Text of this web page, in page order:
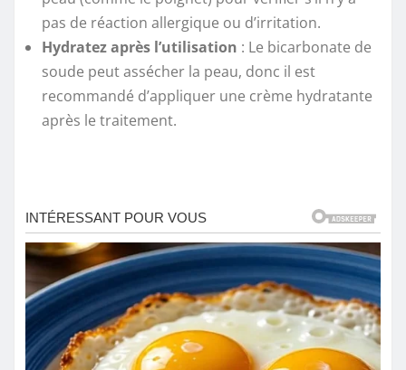
pas de réaction allergique ou d’irritation.
Hydratez après l’utilisation : Le bicarbonate de
soude peut assécher la peau, donc il est
recommandé d’appliquer une crème hydratante
après le traitement.